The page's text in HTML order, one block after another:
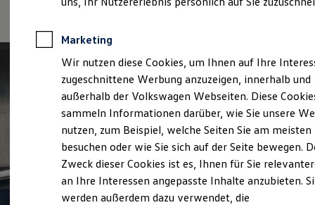
Behörden
Anpfiff zum Gewinn
Elektroautos
ID. Tutorials
Elektrofahrzeugkonzepte
Reichweite
Reichweite der ID. Modelle
Reichweite im Winter
Laden
Laden unterwegs
Laden Zuhause
Marketing
Wir nutzen diese Cookies, um Ihnen auf Ihre
zugeschnittene Werbung anzuzeigen, innerhalb und
außerhalb der Volkswagen Webseiten. Diese
sammeln Informationen darüber, wie Sie unsere
nutzen, zum Beispiel, welche Seiten Sie am meisten
besuchen oder wie Sie sich auf der Seite bewegen.
Zweck dieser Cookies ist es, Ihnen für Sie
an Ihre Interessen angepasste Inhalte anzubieten.
werden außerdem dazu verwendet, die